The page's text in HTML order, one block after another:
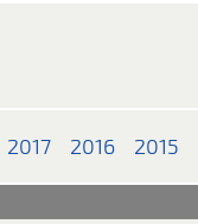
2017 2016 2015